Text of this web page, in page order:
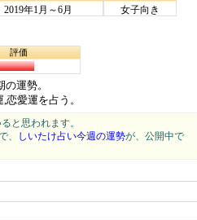
2019年1月～6月 女子向き
評価
運勢。
愛運を占う。
と思われます。
、
しいたけ占い今週の運勢が、公開中で